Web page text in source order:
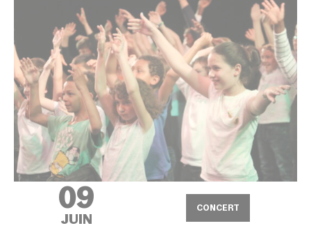
09
JUIN
CONCERT